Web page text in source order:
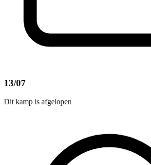
13/07
Dit kamp is afgelopen